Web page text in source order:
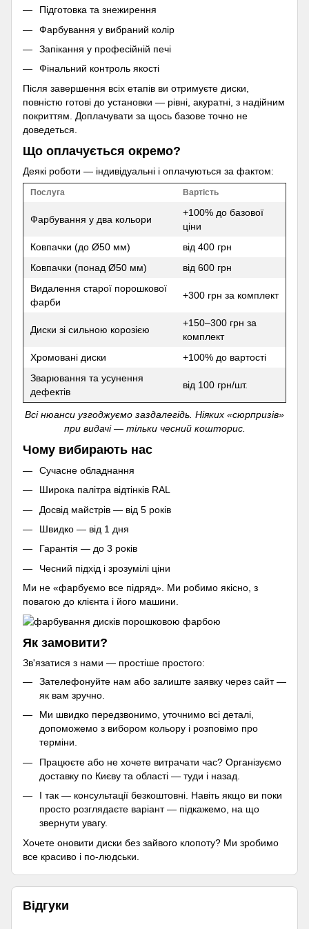
Підготовка та знежирення
Фарбування у вибраний колір
Запікання у професійній печі
Фінальний контроль якості
Після завершення всіх етапів ви отримуєте диски,
повністю готові до установки — рівні, акуратні, з надійним
покриттям. Доплачувати за щось базове точно не
доведеться.
Що оплачується окремо?
Деякі роботи — індивідуальні і оплачуються за фактом:
Послуга Вартість
Фарбування у два кольори
+100% до базової
ціни
Ковпачки (до Ø50 мм)
від 400 грн
Ковпачки (понад Ø50 мм)
від 600 грн
Видалення старої порошкової
фарби
+300 грн за комплект
Диски зі сильною корозією
+150–300 грн за
комплект
Хромовані диски
+100% до вартості
Зварювання та усунення
дефектів
від 100 грн/шт.
Всі нюанси узгоджуємо заздалегідь. Ніяких «сюрпризів»
при видачі — тільки чесний кошторис.
Чому вибирають нас
Сучасне обладнання
Широка палітра відтінків RAL
Досвід майстрів — від 5 років
Швидко — від 1 дня
Гарантія — до 3 років
Чесний підхід і зрозумілі ціни
Ми не «фарбуємо все підряд». Ми робимо якісно, з
повагою до клієнта і його машини.
Як замовити?
Зв'язатися з нами — простіше простого:
Зателефонуйте нам або залиште заявку через сайт —
як вам зручно.
Ми швидко передзвонимо, уточнимо всі деталі,
допоможемо з вибором кольору і розповімо про
терміни.
Працюєте або не хочете витрачати час? Організуємо
доставку по Києву та області — туди і назад.
І так — консультації безкоштовні. Навіть якщо ви поки
просто розглядаєте варіант — підкажемо, на що
звернути увагу.
Хочете оновити диски без зайвого клопоту? Ми зробимо
все красиво і по-людськи.
Відгуки